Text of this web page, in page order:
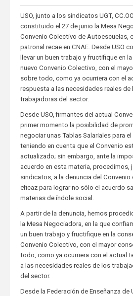
USO, junto a los sindicatos UGT,
constituido el 27 de junio la Mesa
Convenio Colectivo de Autoescuelas,
patronal recae en CNAE. Desde USO
llevar un buen trabajo y fructifique en
nuevo Convenio Colectivo, con el
sobre todo, como ya ocurriera con el
respuesta a las necesidades reales
trabajadoras del sector.
Desde USO, firmantes del actual
primer momento la posibilidad de
negociar unas Tablas Salariales para
teniendo en cuenta que el Convenio
actualizado; sin embargo, ante la
acuerdo en esta materia, procedimos,
sindicatos, a la denuncia del
eficaz para lograr no sólo el acuerdo
materias de índole social.
A partir de la denuncia, hemos
la Mesa Negociadora, en la que
un buen trabajo y fructifique en la
Convenio Colectivo, con el mayor
todo, como ya ocurriera con el actual
a las necesidades reales de los
del sector.
Desde la Federación de Enseñanza de